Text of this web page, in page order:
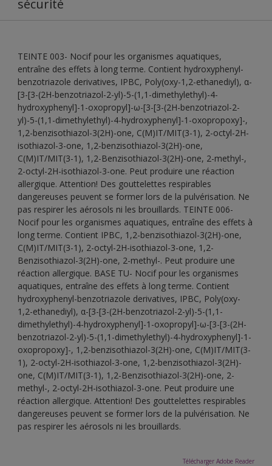
sécurité
TEINTE 003- Nocif pour les organismes aquatiques,
entraîne des effets à long terme. Contient hydroxyphenyl-
benzotriazole derivatives, IPBC, Poly(oxy-1,2-ethanediyl), α-
[3-[3-(2H-benzotriazol-2-yl)-5-(1,1-dimethylethyl)-4-
hydroxyphenyl]-1-oxopropyl]-ω-[3-[3-(2H-benzotriazol-2-
yl)-5-(1,1-dimethylethyl)-4-hydroxyphenyl]-1-oxopropoxy]-,
1,2-benzisothiazol-3(2H)-one, C(M)IT/MIT(3-1), 2-octyl-2H-
isothiazol-3-one, 1,2-benzisothiazol-3(2H)-one,
C(M)IT/MIT(3-1), 1,2-Benzisothiazol-3(2H)-one, 2-methyl-,
2-octyl-2H-isothiazol-3-one. Peut produire une réaction
allergique. Attention! Des gouttelettes respirables
dangereuses peuvent se former lors de la pulvérisation. Ne
pas respirer les aérosols ni les brouillards. TEINTE 006-
Nocif pour les organismes aquatiques, entraîne des effets à
long terme. Contient IPBC, 1,2-benzisothiazol-3(2H)-one,
C(M)IT/MIT(3-1), 2-octyl-2H-isothiazol-3-one, 1,2-
Benzisothiazol-3(2H)-one, 2-methyl-. Peut produire une
réaction allergique. BASE TU- Nocif pour les organismes
aquatiques, entraîne des effets à long terme. Contient
hydroxyphenyl-benzotriazole derivatives, IPBC, Poly(oxy-
1,2-ethanediyl), α-[3-[3-(2H-benzotriazol-2-yl)-5-(1,1-
dimethylethyl)-4-hydroxyphenyl]-1-oxopropyl]-ω-[3-[3-(2H-
benzotriazol-2-yl)-5-(1,1-dimethylethyl)-4-hydroxyphenyl]-1-
oxopropoxy]-, 1,2-benzisothiazol-3(2H)-one, C(M)IT/MIT(3-
1), 2-octyl-2H-isothiazol-3-one, 1,2-benzisothiazol-3(2H)-
one, C(M)IT/MIT(3-1), 1,2-Benzisothiazol-3(2H)-one, 2-
methyl-, 2-octyl-2H-isothiazol-3-one. Peut produire une
réaction allergique. Attention! Des gouttelettes respirables
dangereuses peuvent se former lors de la pulvérisation. Ne
pas respirer les aérosols ni les brouillards.
Télécharger Adobe Reader